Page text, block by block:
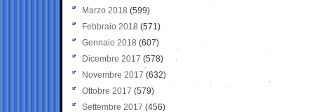
Marzo 2018 (599)
Febbraio 2018 (571)
Gennaio 2018 (607)
Dicembre 2017 (578)
Novembre 2017 (632)
Ottobre 2017 (579)
Settembre 2017 (456)